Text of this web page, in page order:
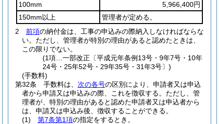
100mm
5,966,400円
150mm以上
管理者が定める。
2
前項の納付金は、工事の申込みの際納入しなければならな
い。 ただし、管理者が特別の理由があると認めたときは、
この限りでない。
(1項…一部改正〔平成元年条例13号・9年7号・10年
24号・25年52号・29年35号・31年3号〕)
(手数料)
第32条
手数料は、 次の各号の区別により、申請者又は申込
者から申請又は申込みの際、これを徴収する。 ただし、管
理者が、特別の理由があると認めた申請者又は申込者から
は、申請又は申込み後、徴収することができる。
(1)
第7条第1項の指定をするとき。